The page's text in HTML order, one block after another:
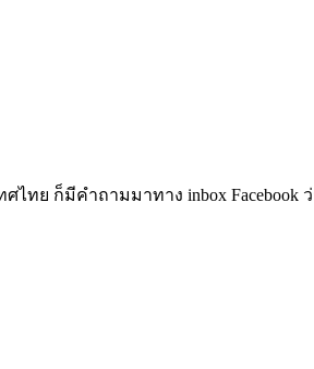
ทย ก็มีคำถามมาทาง inbox Facebook